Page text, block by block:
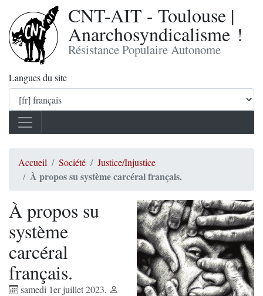
CNT-AIT - Toulouse |
Anarchosyndicalisme !
Résistance Populaire Autonome
Langues du site
Accueil Société Justice/Injustice
À propos su système carcéral français.
À propos su
système
carcéral
français.
samedi 1er juillet 2023,